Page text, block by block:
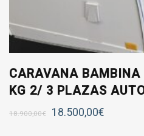
CARAVANA
KG 2/ 3 PLAZAS
18.900,00€ 18.500,00€